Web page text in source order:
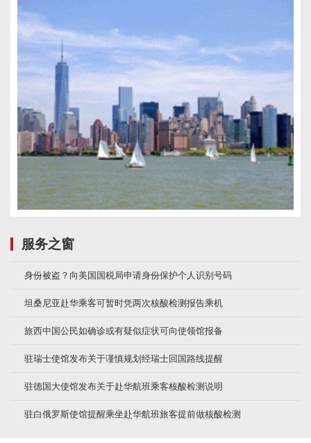
服务之窗
身份被盗？向美国国税局申请身份保护个人识别号码
坦桑尼亚赴华乘客可暂时凭两次核酸检测报告乘机
旅西中国公民如确诊或有疑似症状可向使领馆报备
驻瑞士使馆发布关于谨慎规划经瑞士回国路线提醒
驻德国大使馆发布关于赴华航班乘客核酸检测说明
驻白俄罗斯使馆提醒乘坐赴华航班旅客提前做核酸检测